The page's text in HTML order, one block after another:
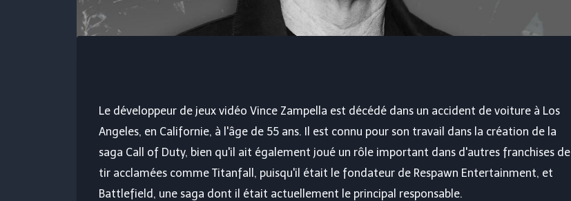
Le développeur de jeux vidéo Vince Zampella est décédé dans un accident de voiture à Los
Angeles, en Californie, à l'âge de 55 ans. Il est connu pour son travail dans la création de la
saga Call of Duty, bien qu'il ait également joué un rôle important dans d'autres franchises de
tir acclamées comme Titanfall, puisqu'il était le fondateur de Respawn Entertainment, et
Battlefield, une saga dont il était actuellement le principal responsable.